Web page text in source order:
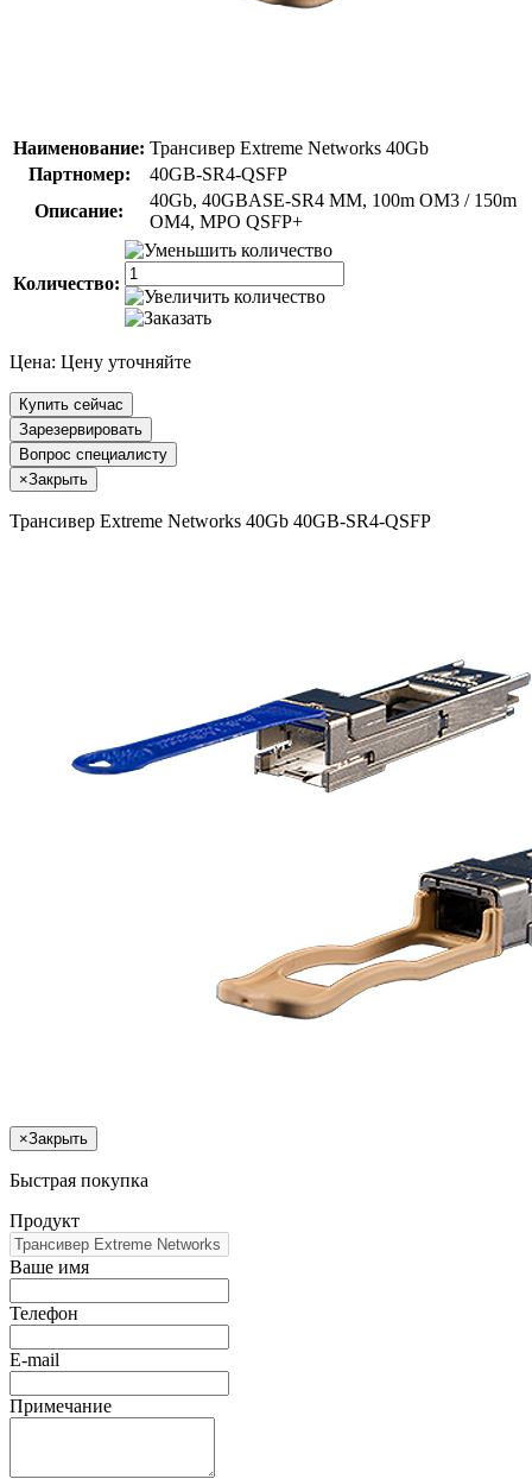
Наименование: Трансивер Extreme Networks 40Gb
Партномер:
40GB-SR4-QSFP
Описание:
40Gb, 40GBASE-SR4 MM, 100m OM3 / 150m
OM4, MPO QSFP+
Количество:
Цена: Цену уточняйте
Купить сейчас
Зарезервировать
Вопрос специалисту
×Закрыть
Трансивер Extreme Networks 40Gb 40GB-SR4-QSFP
×Закрыть
Быстрая покупка
Продукт
Ваше имя
Телефон
E-mail
Примечание